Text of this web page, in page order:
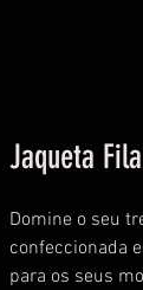
Jaqueta
Domine o seu
confeccionada
para os seus